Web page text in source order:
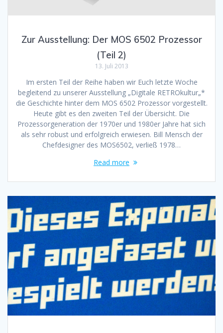
Zur Ausstellung: Der MOS 6502 Prozessor
(Teil 2)
13. Juli 2013
Im ersten Teil der Reihe haben wir Euch letzte Woche
begleitend zu unserer Ausstellung „Digitale RETROkultur„*
die Geschichte hinter dem MOS 6502 Prozessor vorgestellt.
Heute gibt es den zweiten Teil der Übersicht. Die
Prozessorgeneration der 1970er und 1980er Jahre hat sich
als sehr robust und erfolgreich erwiesen. Bill Mensch der
Chefdesigner des MOS6502, verließ 1978…
Read more